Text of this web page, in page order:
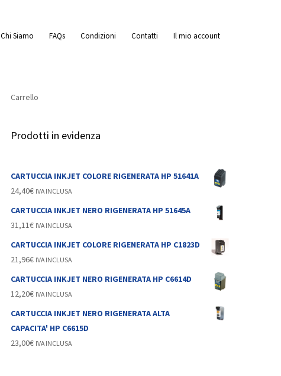
Chi Siamo FAQs Condizioni Contatti Il mio account
Carrello
Prodotti in evidenza
CARTUCCIA INKJET COLORE RIGENERATA HP 51641A
24,40€ IVA INCLUSA
CARTUCCIA INKJET NERO RIGENERATA HP 51645A
31,11€ IVA INCLUSA
CARTUCCIA INKJET COLORE RIGENERATA HP C1823D
21,96€ IVA INCLUSA
CARTUCCIA INKJET NERO RIGENERATA HP C6614D
12,20€ IVA INCLUSA
CARTUCCIA INKJET NERO RIGENERATA ALTA
CAPACITA' HP C6615D
23,00€ IVA INCLUSA